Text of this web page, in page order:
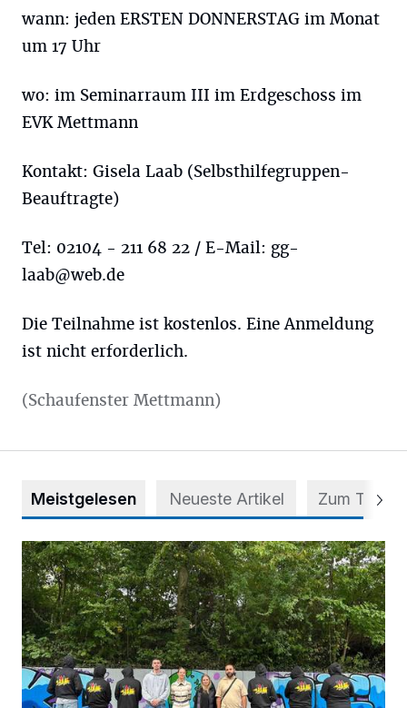
wann: jeden ERSTEN DONNERSTAG im Monat
um 17 Uhr
wo: im Seminarraum III im Erdgeschoss im
EVK Mettmann
Kontakt: Gisela Laab (Selbsthilfegruppen-
Beauftragte)
Tel: 02104 - 211 68 22 / E-Mail: gg-
laab@web.de
Die Teilnahme ist kostenlos. Eine Anmeldung
ist nicht erforderlich.
(Schaufenster Mettmann)
Meistgelesen Neueste Artikel Zum Thema
Aus Grau wird Haltung